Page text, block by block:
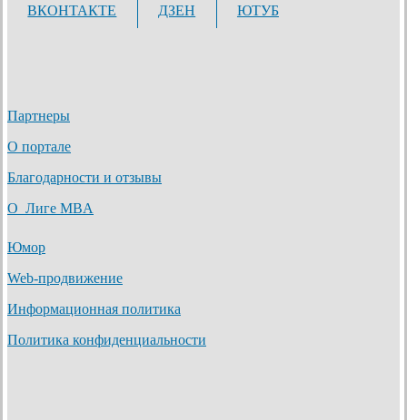
ВКОНТАКТЕ ДЗЕН ЮТУБ
Партнеры
О портале
Благодарности и отзывы
О Лиге MBA
Юмор
Web-продвижение
Информационная политика
Политика конфиденциальности